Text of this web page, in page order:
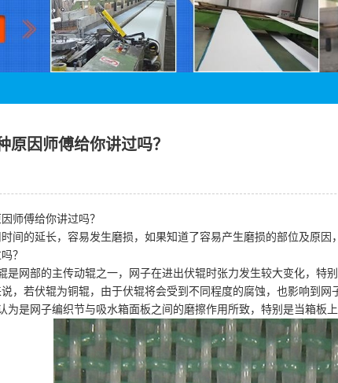
原因师傅给你讲过吗？
师傅给你讲过吗？
间的延长，容易发生磨损，如果知道了容易产生磨损的部位及原
？
是网部的主传动辊之一，网子在进出伏辊时张力发生较大变化，特
，若伏辊为铜辊，由于伏辊将会受到不同程度的腐蚀，也影响到网
为是网子编织节与吸水箱面板之间的磨擦作用所致，特别是当箱板